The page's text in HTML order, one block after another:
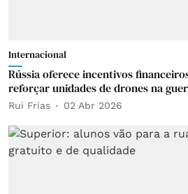
Internacional
Rússia oferece incentivos
reforçar unidades de drones na
Rui Frias 02 Abr 2026